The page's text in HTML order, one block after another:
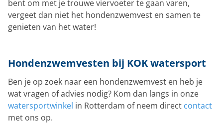
bent om met je trouwe viervoeter te gaan varen,
vergeet dan niet het hondenzwemvest en samen te
genieten van het water!
Hondenzwemvesten bij KOK watersport
Ben je op zoek naar een hondenzwemvest en heb je
wat vragen of advies nodig? Kom dan langs in onze
watersportwinkel in Rotterdam of neem direct contact
met ons op.